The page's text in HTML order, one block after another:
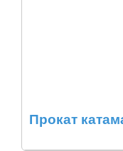
Прокат